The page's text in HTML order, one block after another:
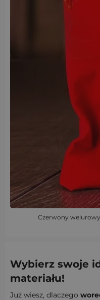
Czerwony
Wybierz swoje
materiału!
Już wiesz, dlaczego